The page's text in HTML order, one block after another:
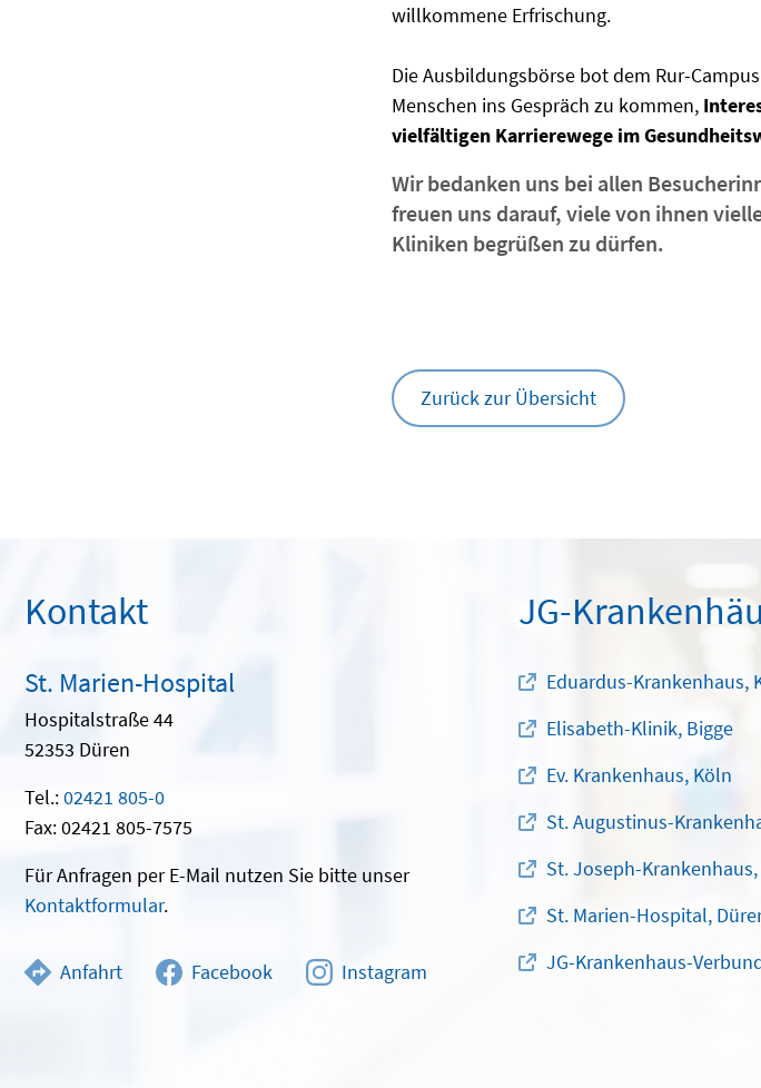
willkommene Erfrischung.
Die Ausbildungsbörse bot dem Rur-
Menschen ins Gespräch zu kommen,
vielfältigen Karrierewege im
Wir bedanken uns bei allen
freuen uns darauf, viele von ihnen
Kliniken begrüßen zu dürfen.
Zurück zur Übersicht
Kontakt
St. Marien-Hospital
Hospitalstraße 44
52353 Düren
Tel.:02421 805-0
Fax: 02421 805-7575
Für Anfragen per E-Mail nutzen Sie bitte unser
Kontaktformular.
Anfahrt Facebook Instagram
JG-
Eduardus-Krankenhaus,
Elisabeth-Klinik, Bigge
Ev. Krankenhaus, Köln
St. Augustinus-
St. Joseph-
St. Marien-Hospital,
JG-Krankenhaus-